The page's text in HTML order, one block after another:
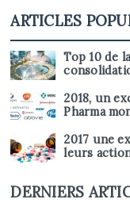
ARTICLES
Top 10 de
2018, un
Pharma
2017 une
leurs
DERNIERS